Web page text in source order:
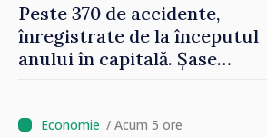
Peste 370 de accidente,
înregistrate de la începutul
anului în capitală. Șase
/ Acum 5 ore